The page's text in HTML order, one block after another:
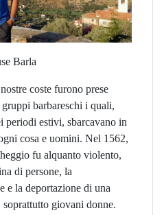
coste furono prese
barbareschi i quali,
periodi estivi, sbarcavano in
cosa e uomini. Nel 1562,
fu alquanto violento,
di persone, la
e la deportazione di una
giovani donne.